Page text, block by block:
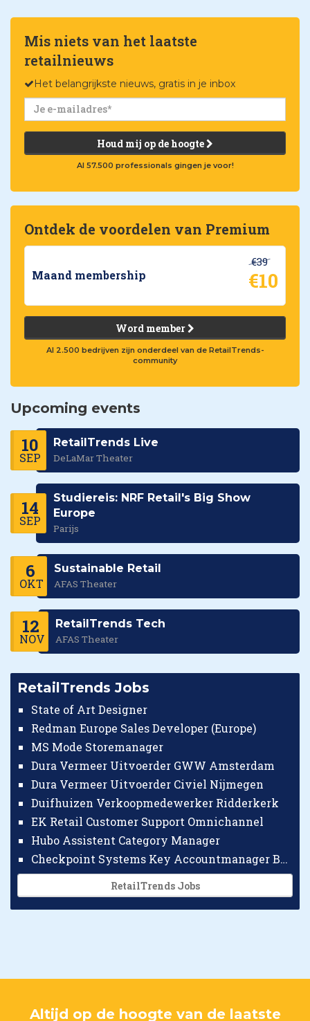
Mis niets van het laatste
retailnieuws
Het belangrijkste nieuws, gratis in je inbox
Houd mij op de hoogte
Al 57.500 professionals gingen je voor!
Ontdek de voordelen van Premium
Maand membership
€39
€10
Word member
Al 2.500 bedrijven zijn onderdeel van de RetailTrends-
community
Upcoming events
10
SEP
RetailTrends Live
DeLaMar Theater
14
SEP
Studiereis: NRF Retail's Big Show
Europe
Parijs
6
OKT
Sustainable Retail
AFAS Theater
12
NOV
RetailTrends Tech
AFAS Theater
RetailTrends Jobs
State of Art Designer
Redman Europe Sales Developer (Europe)
MS Mode Storemanager
Dura Vermeer Uitvoerder GWW Amsterdam
Dura Vermeer Uitvoerder Civiel Nijmegen
Duifhuizen Verkoopmedewerker Ridderkerk
EK Retail Customer Support Omnichannel
Hubo Assistent Category Manager
Checkpoint Systems Key Accountmanager Benelux
RetailTrends Jobs
Altijd op de hoogte van de laatste